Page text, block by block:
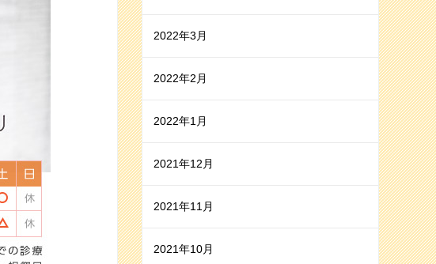
2022年3月
2022年2月
2022年1月
2021年12月
2021年11月
2021年10月